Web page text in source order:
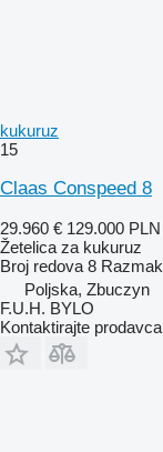
kukuruz
15
Claas Conspeed 8
29.960 € 129.000 PLN
Žetelica za kukuruz
Broj redova 8
Poljska, Zbuczyn
F.U.H. BYLO
Kontaktirajte prodavca